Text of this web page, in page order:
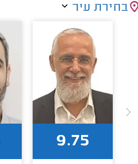
בחירת עיר
9.75